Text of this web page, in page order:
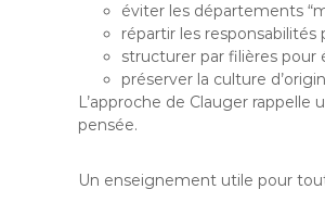
éviter les départements
répartir les responsabilités
structurer par filières pour
préserver la culture
L’approche de Clauger rappelle
pensée.
Un enseignement utile pour